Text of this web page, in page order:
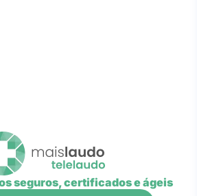
seguros, certificados e ágeis